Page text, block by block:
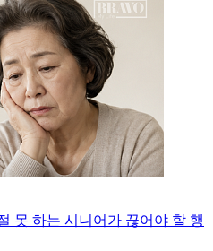
못 하는 시니어가 끊어야 할 행